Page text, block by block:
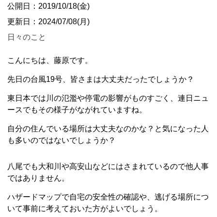
公開日：2019/10/18(金)
更新日：2024/07/08(月)
日々のこと
こんにちは、藤原です。
先日の台風19号、皆さまは大丈夫だったでしょうか？
東日本では川の氾濫や停電の影響がものすごく、連日ニュ
ースでもその様子がながれていますね。
自分の住んでいる場所は大丈夫なのかな？と気になった人
も多いのではないでしょうか？
八尾でも大和川や高安山などにはさまれているので他人事
ではありません。
ハザードマップで自宅の安全性の確認や、逃げる場所につ
いて事前に考えておいた方がよいでしょう。